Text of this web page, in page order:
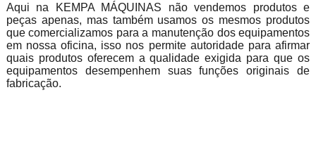
Aqui na KEMPA MÁQUINAS não vendemos produtos e
peças apenas, mas também usamos os mesmos produtos
que comercializamos para a manutenção dos equipamentos
em nossa oficina, isso nos permite autoridade para afirmar
quais produtos oferecem a qualidade exigida para que os
equipamentos desempenhem suas funções originais de
fabricação.